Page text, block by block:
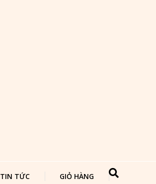
TIN TỨC GIỎ HÀNG